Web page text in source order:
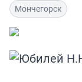
Мончегорск